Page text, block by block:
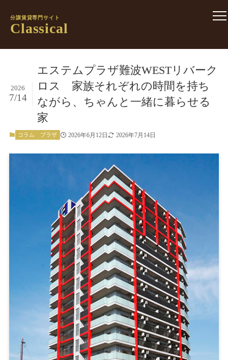
分譲賃貸専門サイト
Classical
エステムプラザ難波WESTリバーク
ロス 家族それぞれの時間を持ち
ながら、ちゃんと一緒に暮らせる
家
2026
7/14
コラム プラザ 2026年6月12日 2026年7月14日